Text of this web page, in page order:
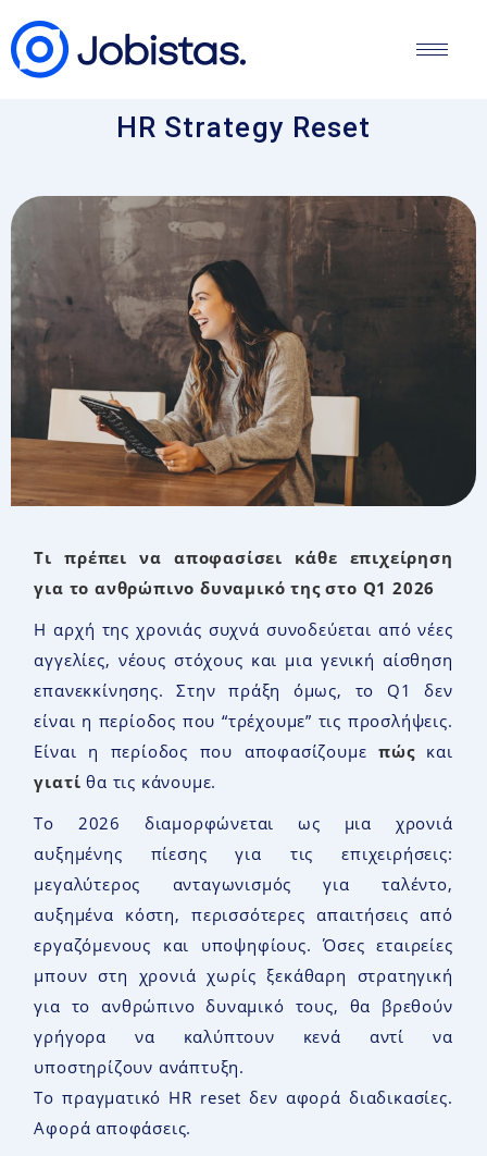
HR Strategy Reset
Τι πρέπει να αποφασίσει κάθε επιχείρηση
για το ανθρώπινο δυναμικό της στο Q1 2026
Η αρχή της χρονιάς συχνά συνοδεύεται από νέες
αγγελίες, νέους στόχους και μια γενική αίσθηση
επανεκκίνησης. Στην πράξη όμως, το Q1 δεν
είναι η περίοδος που “τρέχουμε” τις προσλήψεις.
Είναι η περίοδος που αποφασίζουμεπώςκαι
γιατί θα τις κάνουμε.
Το 2026 διαμορφώνεται ως μια χρονιά
αυξημένης πίεσης για τις επιχειρήσεις:
μεγαλύτερος ανταγωνισμός για ταλέντο,
αυξημένα κόστη, περισσότερες απαιτήσεις από
εργαζόμενους και υποψηφίους. Όσες εταιρείες
μπουν στη χρονιά χωρίς ξεκάθαρη στρατηγική
για το ανθρώπινο δυναμικό τους, θα βρεθούν
γρήγορα να καλύπτουν κενά αντί να
υποστηρίζουν ανάπτυξη.
Το πραγματικό HR reset δεν αφορά διαδικασίες.
Αφορά αποφάσεις.